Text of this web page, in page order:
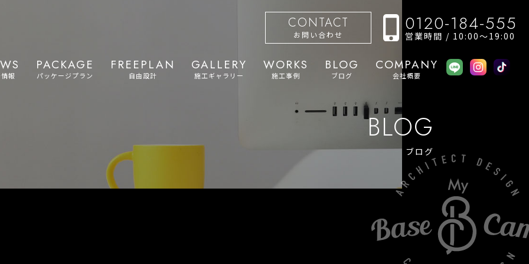
CONTACT
お問い合わせ 0120-184-555
営業時間 / 10:00〜19:00
報
PACKAGE
パッケージプラン
FREEPLAN
自由設計
GALLERY
施工ギャラリー
WORKS
施工事例
BLOG
ブログ
COMPANY
会社概要
BLOG
ブログ